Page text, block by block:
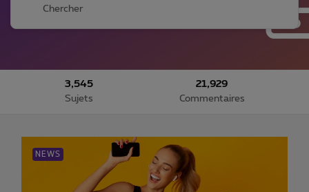
3,545
Sujets
21,929
Commentaires
NEWS